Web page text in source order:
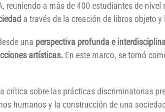
reuniendo a más de 400 estudiantes de
a través de la creación de libros objeto
una perspectiva profunda e
artísticas. En este marco, se tomó
sobre las prácticas discriminatorias
humanos y la construcción de una